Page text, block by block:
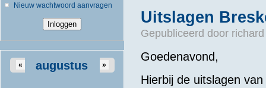
Nieuw wachtwoord aanvragen
augustus
« »
Uitslagen
Gepubliceerd door
Goedenavond,
Hierbij de uitslagen